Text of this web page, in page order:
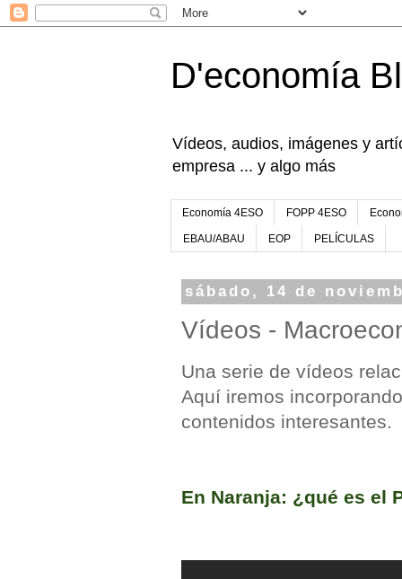
D'economía
Vídeos, audios, imágenes y
empresa ... y algo más
Economía 4ESO FOPP 4ESO
EBAU/ABAU EOP PELÍCULAS
sábado, 14 de
Vídeos -
Una serie de vídeos
Aquí iremos
contenidos interesantes.
En Naranja: ¿qué es el